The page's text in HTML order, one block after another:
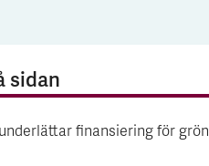
sidan
finansiering för grön